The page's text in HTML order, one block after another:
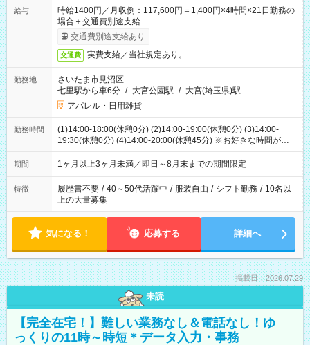
給与
時給1400円／月収例：117,600円＝1,400円×4時間×21日勤務の
場合＋交通費別途支給
交通費別途支給あり
交通費 実費支給／当社規定あり。
勤務地
さいたま市見沼区
七里駅から車6分 / 大宮公園駅 / 大宮(埼玉県)駅
アパレル・日用雑貨
勤務時間
(1)14:00-18:00(休憩0分) (2)14:00-19:00(休憩0分) (3)14:00-
19:30(休憩0分) (4)14:00-20:00(休憩45分) ※お好きな時間が選べ
ます
期間 1ヶ月以上3ヶ月未満／即日～8月末までの期間限定
特徴 履歴書不要 / 40～50代活躍中 / 服装自由 / シフト勤務 / 10名以
上の大量募集
気になる！ 応募する 詳細へ
掲載日：2026.07.29
未読
【完全在宅！】難しい業務なし＆電話なし！ゆ
っくりの11時～時短＊データ入力・事務